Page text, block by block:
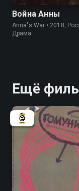
Война Анны
Anna's War • 2018,
Драма
Ещё